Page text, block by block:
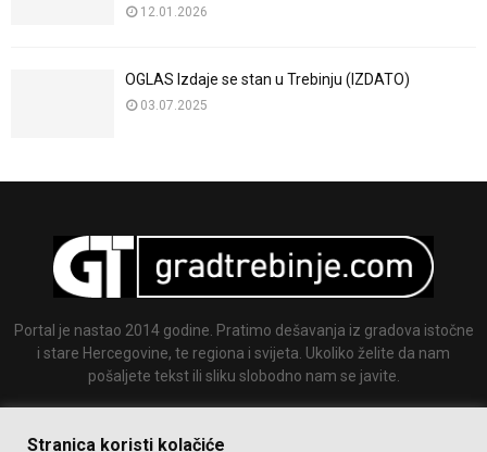
12.01.2026
OGLAS Izdaje se stan u Trebinju (IZDATO)
03.07.2025
Portal je nastao 2014 godine. Pratimo dešavanja iz gradova istočne
i stare Hercegovine, te regiona i svijeta. Ukoliko želite da nam
pošaljete tekst ili sliku slobodno nam se javite.
Stranica koristi kolačiće